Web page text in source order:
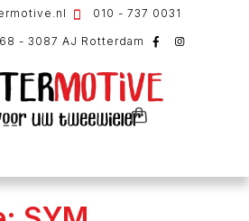
010 - 737 0031
- 3087 AJ Rotterdam